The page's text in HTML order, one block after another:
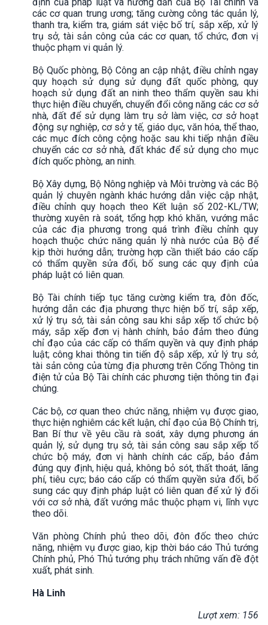
các cơ quan trung ương; tăng cường công tác quản lý,
thanh tra, kiểm tra, giám sát việc bố trí, sắp xếp, xử lý
trụ sở, tài sản công của các cơ quan, tổ chức, đơn vị
thuộc phạm vi quản lý.
Bộ Quốc phòng, Bộ Công an cập nhật, điều chỉnh ngay
quy hoạch sử dụng sử dụng đất quốc phòng, quy
hoạch sử dụng đất an ninh theo thẩm quyền sau khi
thực hiện điều chuyển, chuyển đổi công năng các cơ sở
nhà, đất để sử dụng làm trụ sở làm việc, cơ sở hoạt
động sự nghiệp, cơ sở y tế, giáo dục, văn hóa, thể thao,
các mục đích công cộng hoặc sau khi tiếp nhận điều
chuyển các cơ sở nhà, đất khác để sử dụng cho mục
đích quốc phòng, an ninh.
Bộ Xây dựng, Bộ Nông nghiệp và Môi trường và các Bộ
quản lý chuyên ngành khác hướng dẫn việc cập nhật,
điều chỉnh quy hoạch theo Kết luận số 202-KL/TW;
thường xuyên rà soát, tổng hợp khó khăn, vướng mắc
của các địa phương trong quá trình điều chỉnh quy
hoạch thuộc chức năng quản lý nhà nước của Bộ để
kịp thời hướng dẫn; trường hợp cần thiết báo cáo cấp
có thẩm quyền sửa đổi, bố sung các quy định của
pháp luật có liên quan.
Bộ Tài chính tiếp tục tăng cường kiểm tra, đôn đốc,
hướng dẫn các địa phương thực hiện bố trí, sắp xếp,
xử lý trụ sở, tài sản công sau khi sắp xếp tổ chức bộ
máy, sắp xếp đơn vị hành chính, bảo đảm theo đúng
chỉ đạo của các cấp có thẩm quyền và quy định pháp
luật; công khai thông tin tiến độ sắp xếp, xử lý trụ sở,
tài sản công của từng địa phương trên Cổng Thông tin
điện tử của Bộ Tài chính các phương tiện thông tin đại
chúng.
Các bộ, cơ quan theo chức năng, nhiệm vụ được giao,
thực hiện nghiêm các kết luận, chỉ đạo của Bộ Chính trị,
Ban Bí thư về yêu cầu rà soát, xây dựng phương án
quản lý, sử dụng trụ sở, tài sản công sau sắp xếp tổ
chức bộ máy, đơn vị hành chính các cấp, bảo đảm
đúng quy định, hiệu quả, không bỏ sót, thất thoát, lãng
phí, tiêu cực; báo cáo cấp có thẩm quyền sửa đổi, bổ
sung các quy định pháp luật có liên quan để xử lý đối
với cơ sở nhà, đất vướng mắc thuộc phạm vi, lĩnh vực
theo dõi.
Văn phòng Chính phủ theo dõi, đôn đốc theo chức
năng, nhiệm vụ được giao, kịp thời báo cáo Thủ tướng
Chính phủ, Phó Thủ tướng phụ trách những vấn đề đột
xuất, phát sinh.
Hà Linh
Lượt xem: 156